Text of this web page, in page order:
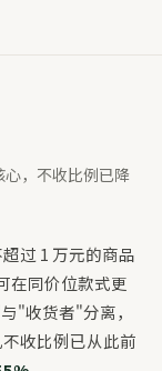
，不收比例已降
过 1 万元的商品
在同价位款式更
"收货者"分离，
收比例已从此前